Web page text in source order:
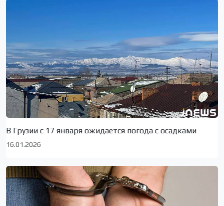
В Грузии с 17 января ожидается погода с осадками
16.01.2026